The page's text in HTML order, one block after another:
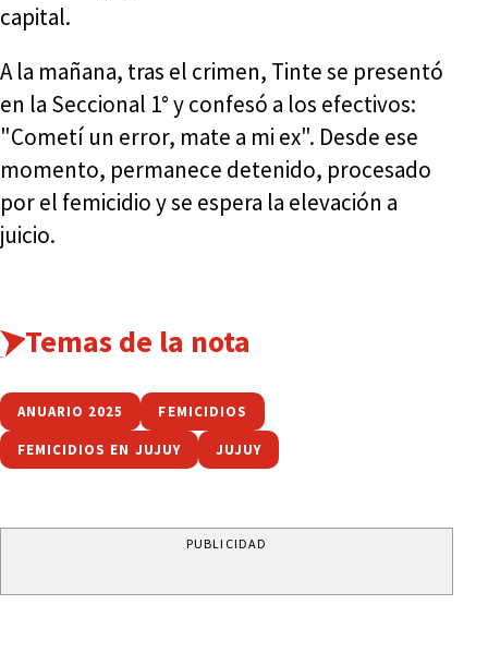
capital.
A la mañana, tras el crimen, Tinte se presentó
en la Seccional 1° y confesó a los efectivos:
"Cometí un error, mate a mi ex". Desde ese
momento, permanece detenido, procesado
por el femicidio y se espera la elevación a
juicio.
Temas de la nota
ANUARIO 2025 FEMICIDIOS
FEMICIDIOS EN JUJUY JUJUY
PUBLICIDAD